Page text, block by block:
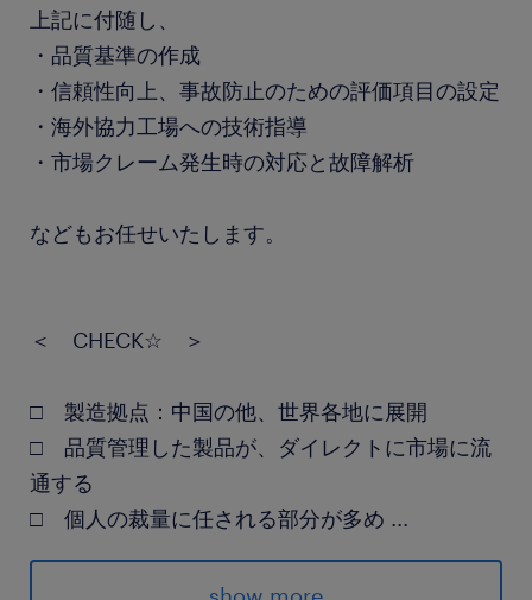
上記に付随し、
・品質基準の作成
・信頼性向上、事故防止のための評価項目の設定
・海外協力工場への技術指導
・市場クレーム発生時の対応と故障解析
などもお任せいたします。
＜ CHECK☆ ＞
□ 製造拠点：中国の他、世界各地に展開
□ 品質管理した製品が、ダイレクトに市場に流
通する
□ 個人の裁量に任される部分が多め ...
□ 18時前には退社する社員がほとんど
□ 転勤：原則なし